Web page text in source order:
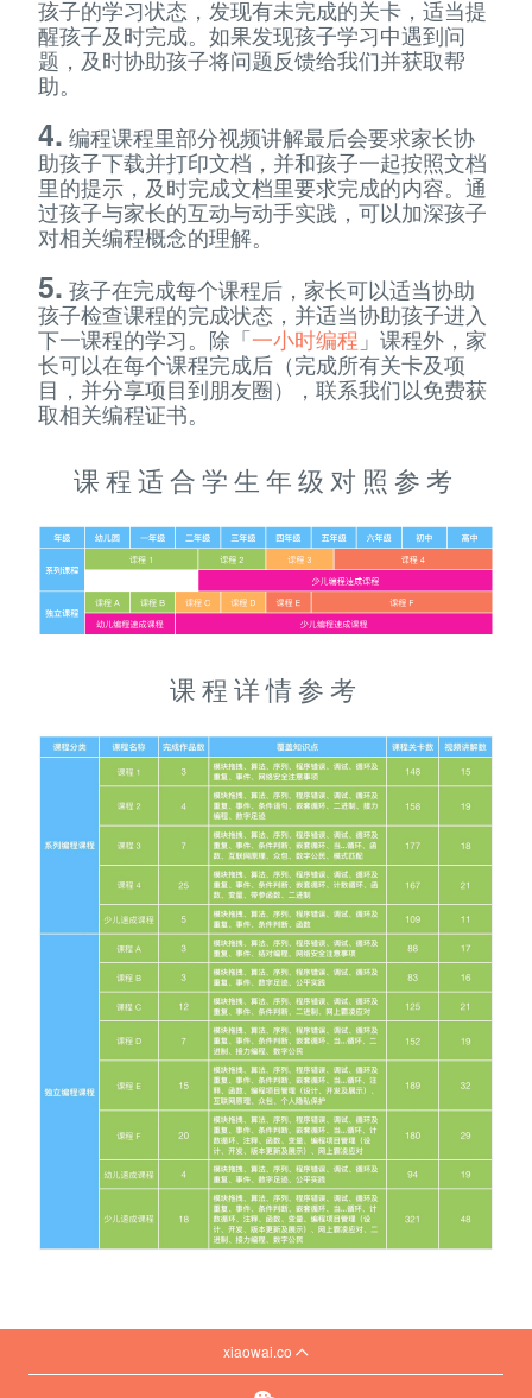
孩子的学习状态，发现有未完成的关卡，适当提
醒孩子及时完成。如果发现孩子学习中遇到问
题，及时协助孩子将问题反馈给我们并获取帮
助。
4. 编程课程里部分视频讲解最后会要求家长协
助孩子下载并打印文档，并和孩子一起按照文档
里的提示，及时完成文档里要求完成的内容。通
过孩子与家长的互动与动手实践，可以加深孩子
对相关编程概念的理解。
5. 孩子在完成每个课程后，家长可以适当协助
孩子检查课程的完成状态，并适当协助孩子进入
下一课程的学习。除「一小时编程 」课程外，家
长可以在每个课程完成后（完成所有关卡及项
目，并分享项目到朋友圈），联系我们以免费获
取相关编程证书。
课程适合学生年级对照参考
课程详情参考
xiaowai.co